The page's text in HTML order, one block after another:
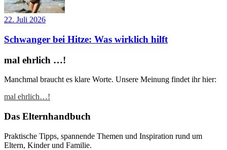
22. Juli 2026
Schwanger bei Hitze: Was wirklich hilft
mal ehrlich …!
Manchmal braucht es klare Worte. Unsere Meinung findet ihr hier:
mal ehrlich…!
Das Elternhandbuch
Praktische Tipps, spannende Themen und Inspiration rund um
Eltern, Kinder und Familie.